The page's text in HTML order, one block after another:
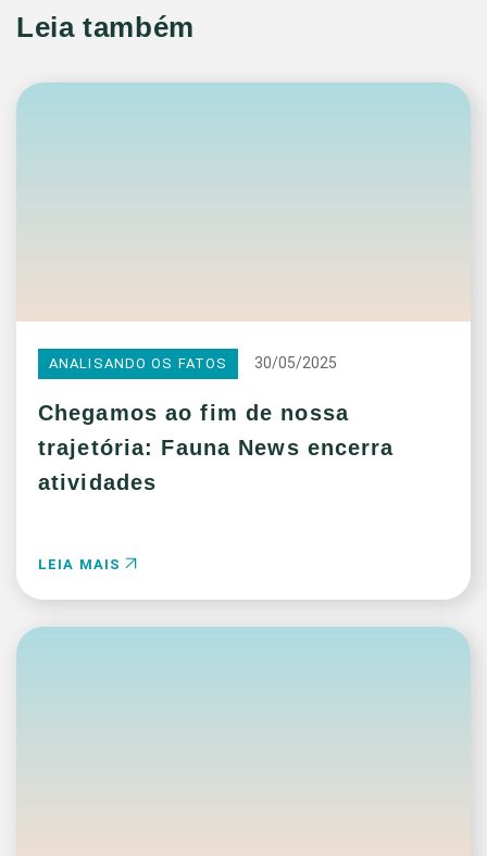
Leia também
ANALISANDO OS FATOS 30/05/2025
Chegamos ao fim de nossa
trajetória: Fauna News encerra
atividades
LEIA MAIS